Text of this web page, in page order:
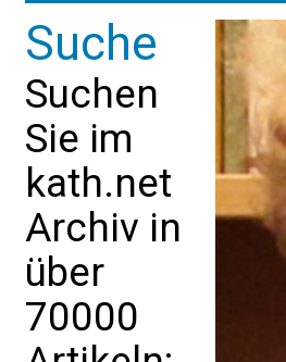
Suche
Suchen
Sie im
kath.net
Archiv in
über
70000